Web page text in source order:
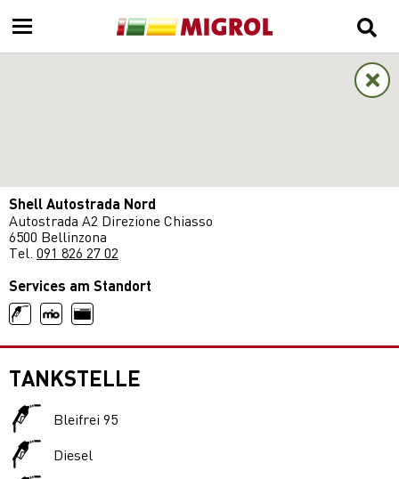
Shell Autostrada Nord
Autostrada A2 Direzione Chiasso
6500 Bellinzona
Tel. 091 826 27 02
Services am Standort
TANKSTELLE
Bleifrei 95
Diesel